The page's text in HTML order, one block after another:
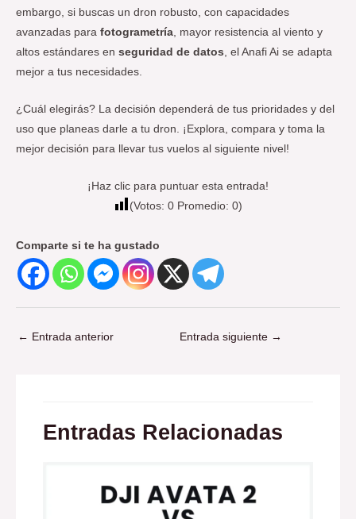
embargo, si buscas un dron robusto, con capacidades
avanzadas para fotogrametría, mayor resistencia al viento y
altos estándares en seguridad de datos, el Anafi Ai se adapta
mejor a tus necesidades.
¿Cuál elegirás? La decisión dependerá de tus prioridades y del
uso que planeas darle a tu dron. ¡Explora, compara y toma la
mejor decisión para llevar tus vuelos al siguiente nivel!
¡Haz clic para puntuar esta entrada!
(Votos: 0 Promedio: 0)
Comparte si te ha gustado
← Entrada anterior Entrada siguiente →
Entradas Relacionadas